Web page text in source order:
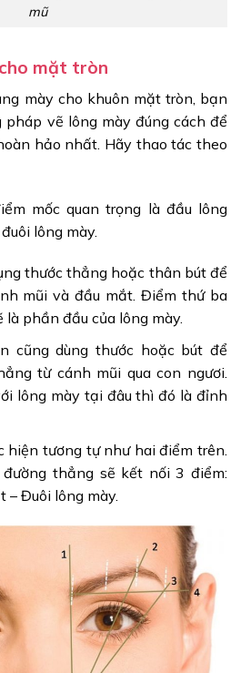
mũ
mặt tròn
mày cho khuôn mặt tròn, bạn
vẽ lông mày đúng cách để
hảo nhất. Hãy thao tác theo
mốc quan trọng là đầu lông
lông mày.
thước thẳng hoặc thân bút để
mũi và đầu mắt. Điểm thứ ba
phần đầu của lông mày.
cũng dùng thước hoặc bút để
từ cánh mũi qua con ngươi.
lông mày tại đâu thì đó là đỉnh
hiện tương tự như hai điểm trên.
thẳng sẽ kết nối 3 điểm:
– Đuôi lông mày.